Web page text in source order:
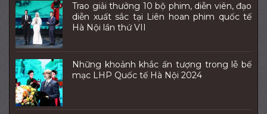
Trao giải thưởng 10 bộ phim, diễn viên, đạo
diễn xuất sắc tại Liên hoan phim quốc tế
Hà Nội lần thứ VII
Những khoảnh khắc ấn tượng trong lễ bế
mạc LHP Quốc tế Hà Nội 2024